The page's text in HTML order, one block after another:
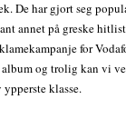
De har gjort seg
annet på greske
for
og trolig kan vi
klasse.